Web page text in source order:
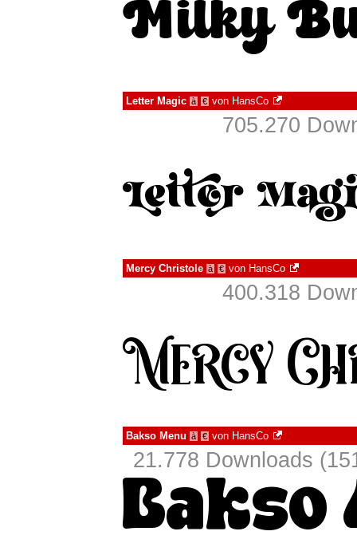
Letter Magic à € von HansCo
705.270
Mercy Christole à € von HansCo
400.318
Bakso Menu à € von HansCo
21.778 Downloads